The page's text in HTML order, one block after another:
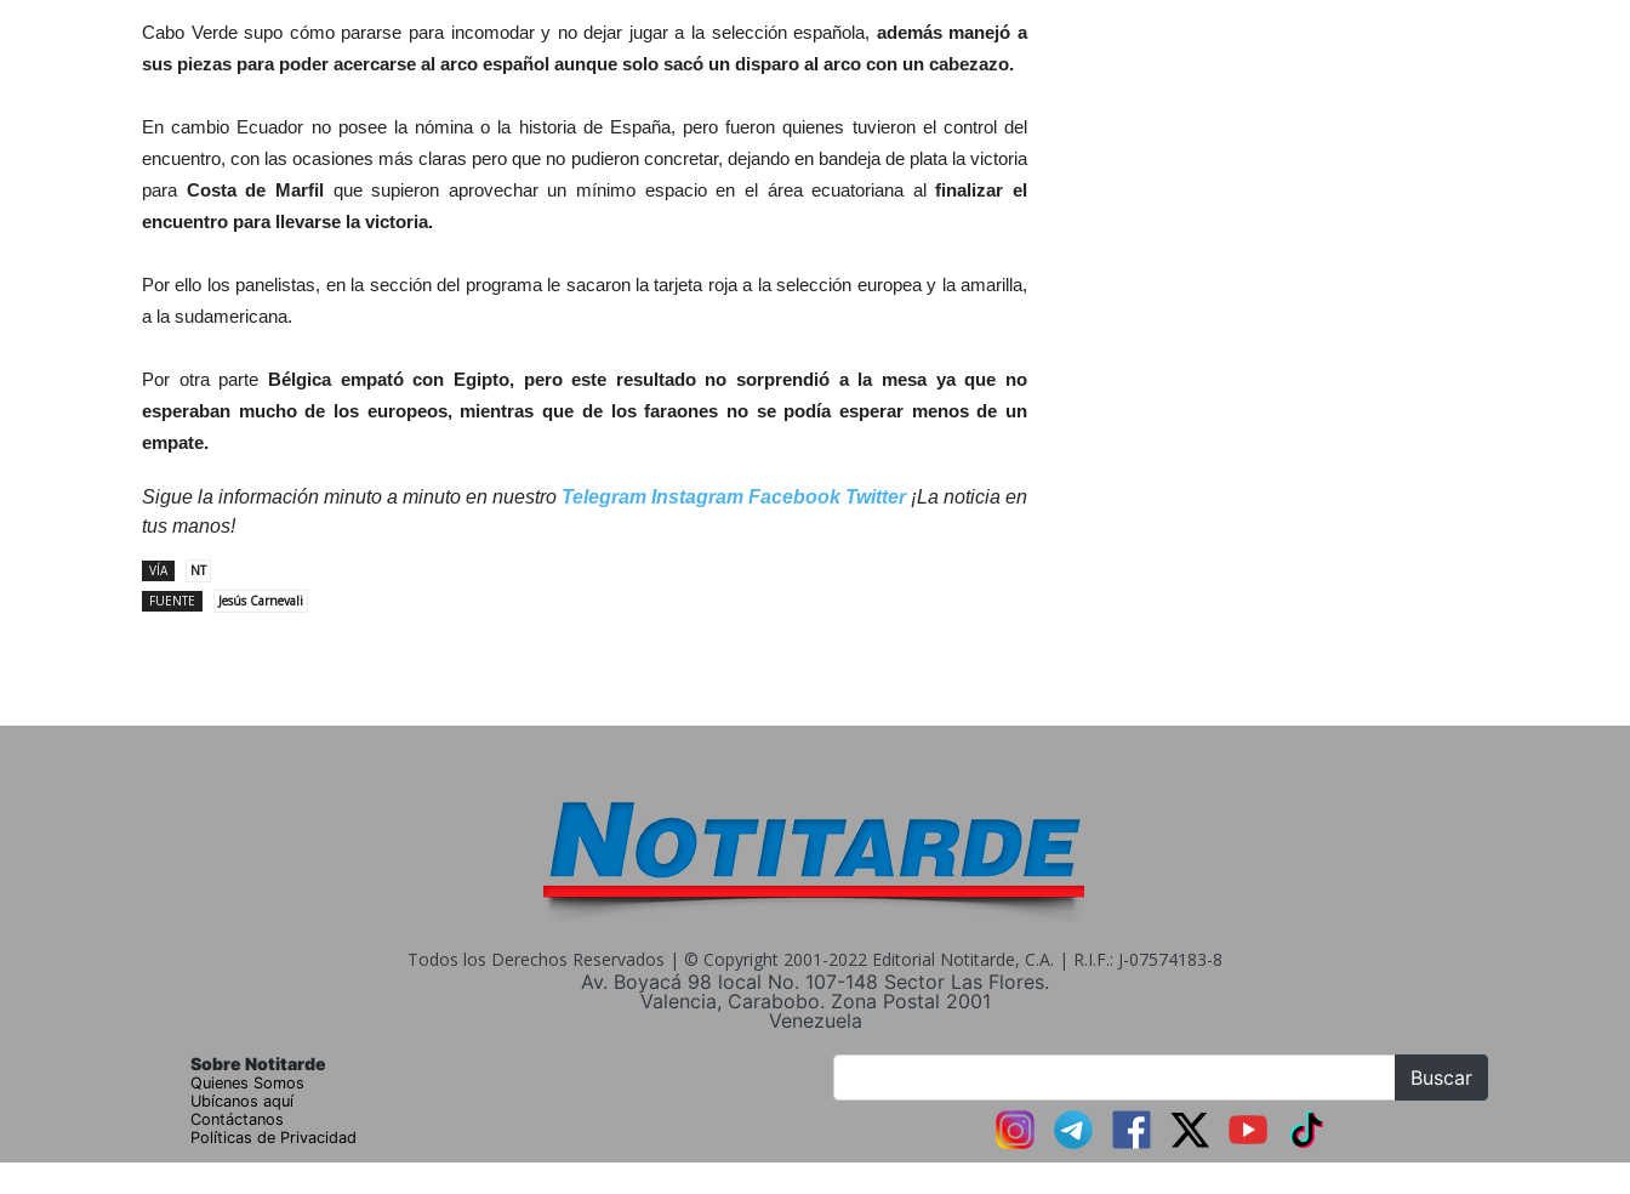
Cabo Verde supo cómo pararse para incomodar y no dejar jugar a la selección española, además manejó a
sus piezas para poder acercarse al arco español aunque solo sacó un disparo al arco con un cabezazo.
En cambio Ecuador no posee la nómina o la historia de España, pero fueron quienes tuvieron el control del
encuentro, con las ocasiones más claras pero que no pudieron concretar, dejando en bandeja de plata la victoria
para Costa de Marfil que supieron aprovechar un mínimo espacio en el área ecuatoriana alfinalizar el
encuentro para llevarse la victoria.
Por ello los panelistas, en la sección del programa le sacaron la tarjeta roja a la selección europea y la amarilla,
a la sudamericana.
Por otra parte Bélgica empató con Egipto, pero este resultado no sorprendió a la mesa ya que no
esperaban mucho de los europeos, mientras que de los faraones no se podía esperar menos de un
empate.
Sigue la información minuto a minuto en nuestro Telegram Instagram Facebook Twitter¡La noticia en
tus manos!
VÍA
NT
FUENTE
Jesús Carnevali
Todos los Derechos Reservados | © Copyright 2001-2022 Editorial Notitarde, C.A. | R.I.F.: J-07574183-8
Av. Boyacá 98 local No. 107-148 Sector Las Flores.
Valencia, Carabobo. Zona Postal 2001
Venezuela
Sobre Notitarde
Quienes Somos
Ubícanos aquí
Contáctanos
Políticas de Privacidad
Buscar